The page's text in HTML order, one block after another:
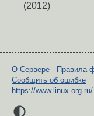
(2012)
О Сервере - Правила
Сообщить об ошибке
https://www.linux.org.ru/